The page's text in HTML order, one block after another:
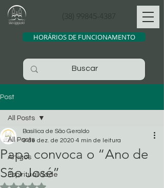
(38) 99845-4387
HORÁRIOS DE FUNCIONAMENTO
Post
All Posts
Artigos
Espiritualidade
All Posts
Papa convoca o “Ano de
São José”
Basílica de São Geraldo
9 de dez. de 2020 4 min de leitura
Avaliado com NaN de 5 estrelas.